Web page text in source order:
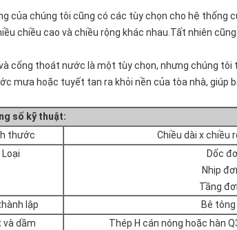
của chúng tôi cũng có các tùy chọn cho hệ
chiều cao và chiều rộng khác nhau.Tất nhiên
cống thoát nước là một tùy chọn, nhưng chúng
mưa hoặc tuyết tan ra khỏi nền của tòa nhà, giúp
số kỹ thuật:
thước
Chiều dài x chiều
Loại
Dốc
Nhịp
Tầng
lập
Bê
và dầm
Thép H cán nóng hoặc hàn